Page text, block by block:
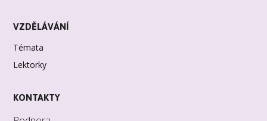
VZDĚLÁVÁNÍ
Témata
Lektorky
KONTAKTY